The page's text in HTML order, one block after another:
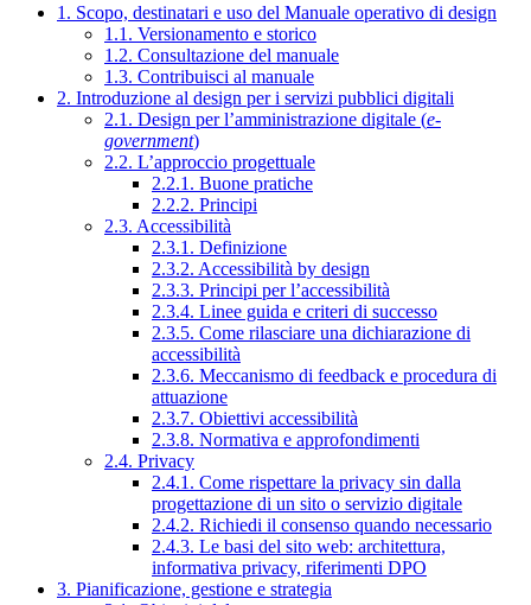
1. Scopo, destinatari e uso del Manuale operativo di design
1.1. Versionamento e storico
1.2. Consultazione del manuale
1.3. Contribuisci al manuale
2. Introduzione al design per i servizi pubblici digitali
2.1. Design per l’amministrazione digitale (e-
government)
2.2. L’approccio progettuale
2.2.1. Buone pratiche
2.2.2. Principi
2.3. Accessibilità
2.3.1. Definizione
2.3.2. Accessibilità by design
2.3.3. Principi per l’accessibilità
2.3.4. Linee guida e criteri di successo
2.3.5. Come rilasciare una dichiarazione di
accessibilità
2.3.6. Meccanismo di feedback e procedura di
attuazione
2.3.7. Obiettivi accessibilità
2.3.8. Normativa e approfondimenti
2.4. Privacy
2.4.1. Come rispettare la privacy sin dalla
progettazione di un sito o servizio digitale
2.4.2. Richiedi il consenso quando necessario
2.4.3. Le basi del sito web: architettura,
informativa privacy, riferimenti DPO
3. Pianificazione, gestione e strategia